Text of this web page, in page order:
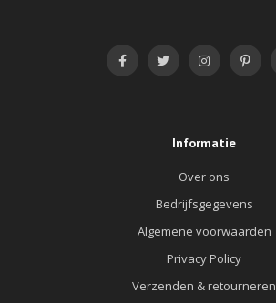
Informatie
Over ons
Bedrijfsgegevens
Algemene voorwaarden
Privacy Policy
Verzenden & retourneren